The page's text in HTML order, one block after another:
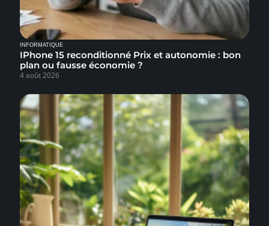
INFORMATIQUE
IPhone 15 reconditionné Prix et autonomie : bon
plan ou fausse économie ?
4 août 2026